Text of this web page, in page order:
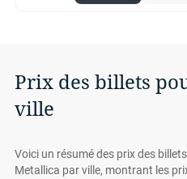
Prix des billets
ville
Voici un résumé des prix des
Metallica par ville, montrant les